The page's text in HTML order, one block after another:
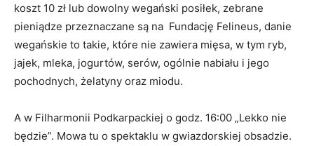
koszt 10 zł lub dowolny wegański posiłek, zebrane
pieniądze przeznaczane są na Fundację Felineus, danie
wegańskie to takie, które nie zawiera mięsa, w tym ryb,
jajek, mleka, jogurtów, serów, ogólnie nabiału i jego
pochodnych, żelatyny oraz miodu.
A w Filharmonii Podkarpackiej o godz. 16:00 „Lekko nie
będzie”. Mowa tu o spektaklu w gwiazdorskiej obsadzie.